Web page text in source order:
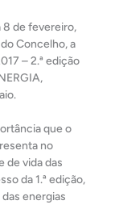
8 de fevereiro,
Concelho, a
– 2.ª edição
que o
no
de vida das
da 1.ª edição,
energias